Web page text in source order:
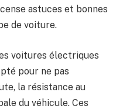
astuces et bonnes
de voiture.
voitures électriques
pour ne pas
la résistance au
du véhicule. Ces